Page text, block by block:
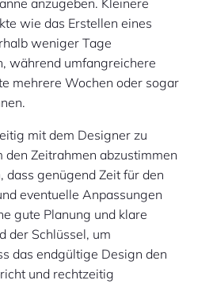
wie das Erstellen eines
weniger Tage
während umfangreichere
mehrere Wochen oder sogar
mit dem Designer zu
den Zeitrahmen abzustimmen
dass genügend Zeit für den
eventuelle Anpassungen
gute Planung und klare
der Schlüssel, um
das endgültige Design den
und rechtzeitig